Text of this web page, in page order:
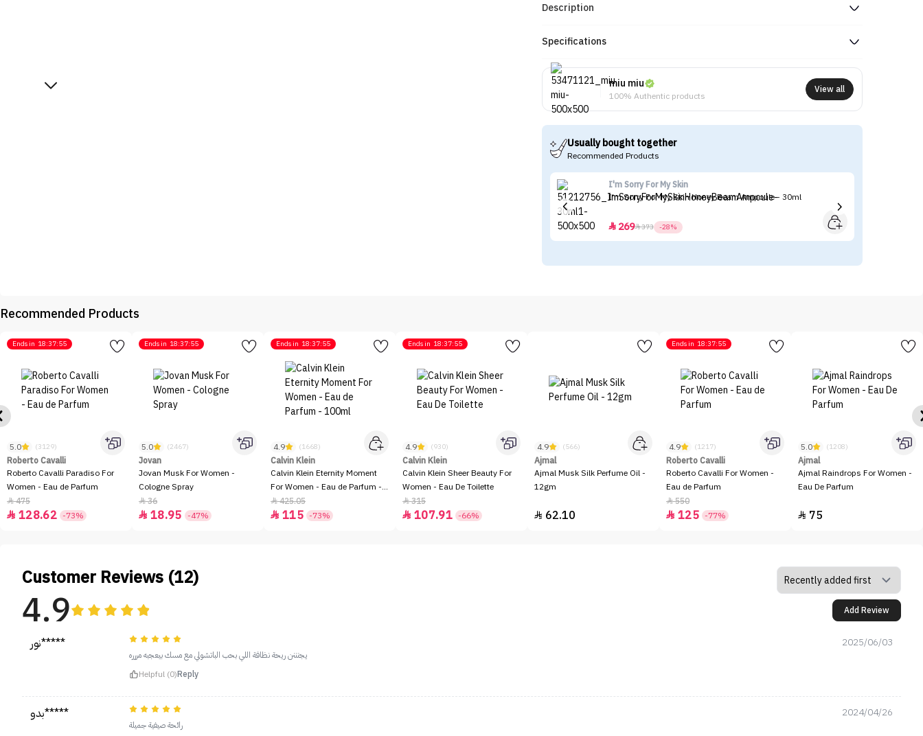
Description
Specifications
miu miu
100% Authentic products
View all
Usually bought together
Recommended Products
I'm Sorry For My Skin
I'm Sorry For My Skin Honey Beam Ampoule - 30ml
269373 -28%
Recommended Products
Ends in 18:37:55
5.0 (3129)
Roberto Cavalli
Roberto Cavalli Paradiso For
Women - Eau de Parfum
475
 128.62 -73%
Ends in 18:37:55
5.0 (2467)
Jovan
Jovan Musk For Women -
Cologne Spray
36
 18.95 -47%
Ends in 18:37:55
4.9 (1668)
Calvin Klein
Calvin Klein Eternity Moment
For Women - Eau de Parfum -
100ml
425.05
 115 -73%
Ends in 18:37:55
4.9 (930)
Calvin Klein
Calvin Klein Sheer Beauty For
Women - Eau De Toilette
315
 107.91 -66%
4.9 (566)
Ajmal
Ajmal Musk Silk Perfume Oil -
12gm
 62.10
Ends in 18:37:55
4.9 (1217)
Roberto Cavalli
Roberto Cavalli For Women -
Eau de Parfum
550
 125 -77%
5.0 (1208)
Ajmal
Ajmal Raindrops For Women -
Eau De Parfum
 75
Customer Reviews (12)
4.9 Add Review
نور***** 2025/06/03
يجنننن ريحة نظافة اللي بحب الباتشولي مع مسك بيعجبه مررره
Helpful (0)Reply
بدو***** 2024/04/26
رائحة صيفية جميلة